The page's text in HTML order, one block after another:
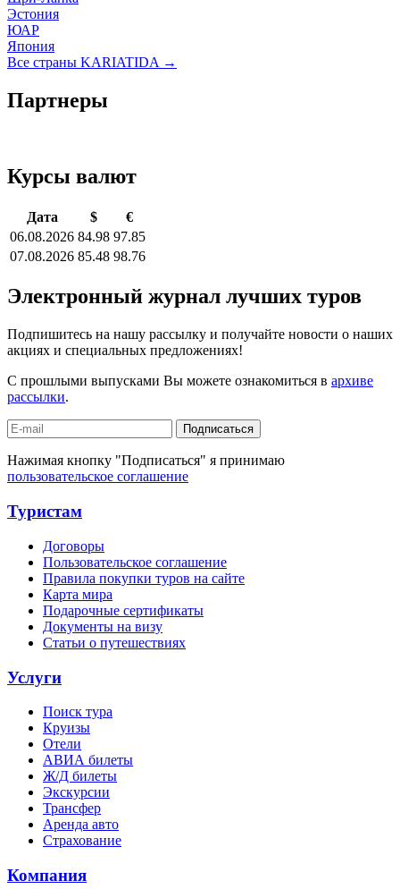
Эстония
ЮАР
Япония
Все страны KARIATIDA →
Партнеры
Курсы валют
Дата $
€
06.08.2026 84.98 97.85
07.08.2026 85.48 98.76
Электронный журнал лучших туров
Подпишитесь на нашу рассылку и получайте новости о наших
акциях и специальных предложениях!
С прошлыми выпусками Вы можете ознакомиться в архиве
рассылки.
Подписаться
Нажимая кнопку "Подписаться" я принимаю
пользовательское соглашение
Туристам
Договоры
Пользовательское соглашение
Правила покупки туров на сайте
Карта мира
Подарочные сертификаты
Документы на визу
Статьи о путешествиях
Услуги
Поиск тура
Круизы
Отели
АВИА билеты
Ж/Д билеты
Экскурсии
Трансфер
Аренда авто
Страхование
Компания